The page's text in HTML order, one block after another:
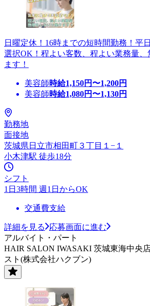
日曜定休！16時までの短時間勤務！平
選択OK！程よい客数、程よい業務量
ます！
美容師時給1,150円〜1,200円
美容師時給1,080円〜1,130円
勤務地
面接地
茨城県日立市相田町３丁目１−１
小木津駅 徒歩18分
シフト
1日3時間 週1日からOK
交通費支給
詳細を見る
応募画面に進む
アルバイト・パート
HAIR SALON IWASAKI 茨城東海中央
スト(株式会社ハクブン)